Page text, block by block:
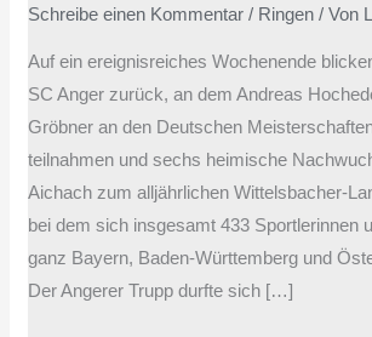
Schreibe einen Kommentar / Ringen / Von
Auf ein ereignisreiches Wochenende
SC Anger zurück, an dem Andreas
Gröbner an den Deutschen
teilnahmen und sechs heimische
Aichach zum alljährlichen Wittelsbacher-
bei dem sich insgesamt 433 Sportlerinnen
ganz Bayern, Baden-Württemberg und
Der Angerer Trupp durfte sich […]